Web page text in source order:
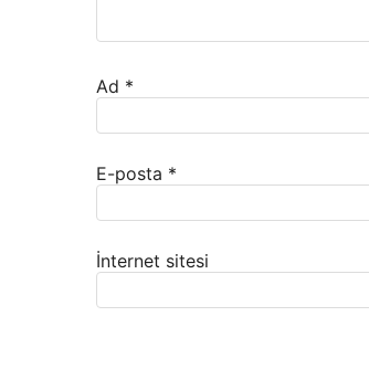
Ad *
E-posta *
İnternet sitesi